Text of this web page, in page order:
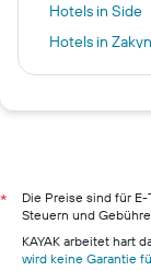
Hotels in Side
Hotels in
Hotels in
Hotels in
Hotels in
Hotels in
*
Die Preise sind für
Steuern und
KAYAK arbeitet hart
wird keine Garantie